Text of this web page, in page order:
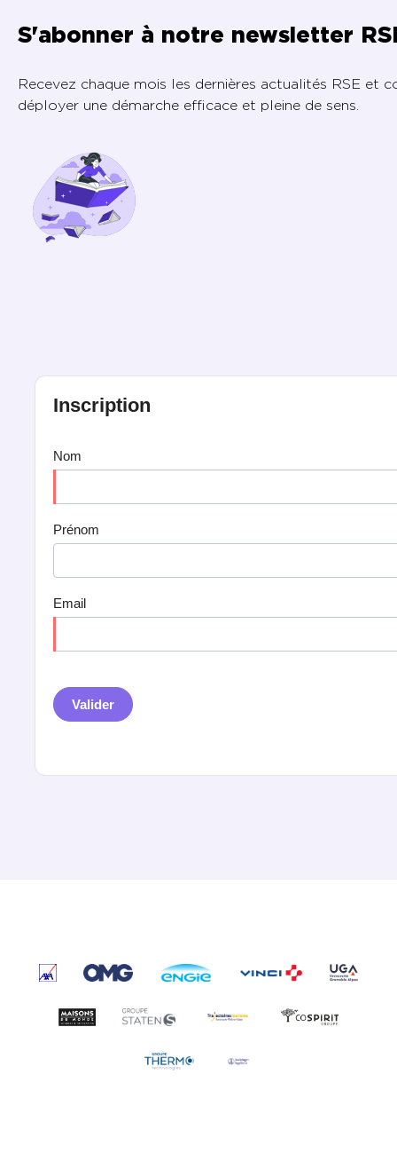
S'abonner à notre newsletter
Recevez chaque mois les dernières actualités RSE et
déployer une démarche efficace et pleine de sens.